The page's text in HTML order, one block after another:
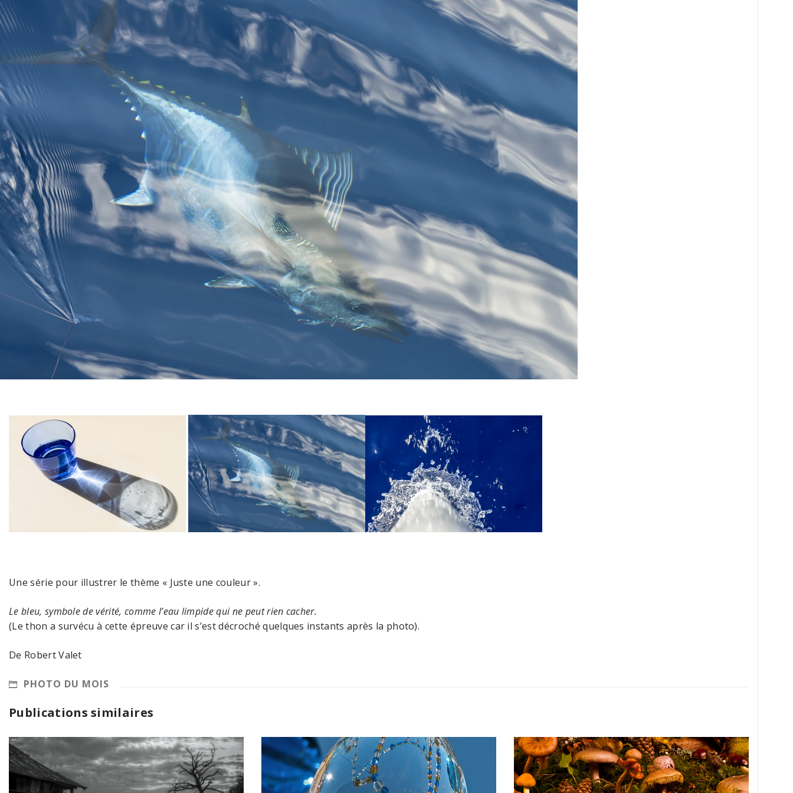
Une série pour illustrer le thème « Juste une couleur ».
Le bleu, symbole de vérité, comme l’eau limpide qui ne peut rien cacher.
(Le thon a survécu à cette épreuve car il s’est décroché quelques instants après la photo).
De Robert Valet
PHOTO DU MOIS
Publications similaires